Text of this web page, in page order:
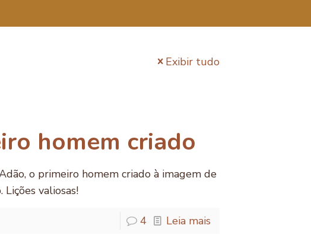
Exibir tudo
homem criado
o primeiro homem criado à imagem de
valiosas!
4 Leia mais